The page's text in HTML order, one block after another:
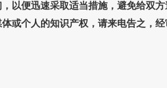
以便迅速采取适当措施，避免给双
或个人的知识产权，请来电告之，经